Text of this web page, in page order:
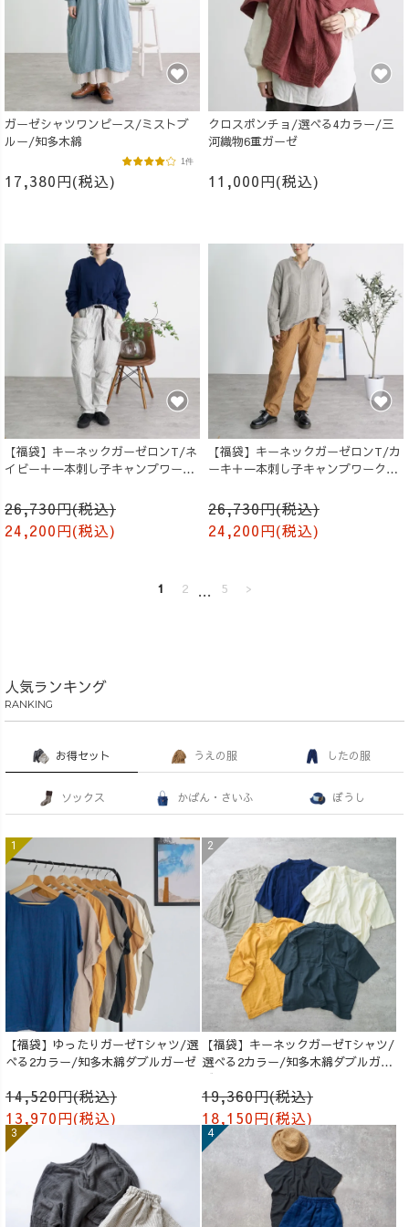
ガーゼシャツワンピース/ミストブ
ルー/知多木綿
17,380円(税込)
1件
クロスポンチョ/選べる4カラー/三
河織物6重ガーゼ
11,000円(税込)
【福袋】キーネックガーゼロンT/ネ
イビー＋一本刺し子キャンプワーク
26,730円(税込)
24,200円(税込)
【福袋】キーネックガーゼロンT/カ
ーキ＋一本刺し子キャンプワークパ
26,730円(税込)
24,200円(税込)
1 2 … 5 >
人気ランキング
RANKING
お得セット うえの服 したの服
ソックス かばん・さいふ ぼうし
【福袋】ゆったりガーゼTシャツ/選
べる2カラー/知多木綿ダブルガーゼ
14,520円(税込)
13,970円(税込)
【福袋】キーネックガーゼTシャツ/
選べる2カラー/知多木綿ダブルガー
ゼ
19,360円(税込)
18,150円(税込)